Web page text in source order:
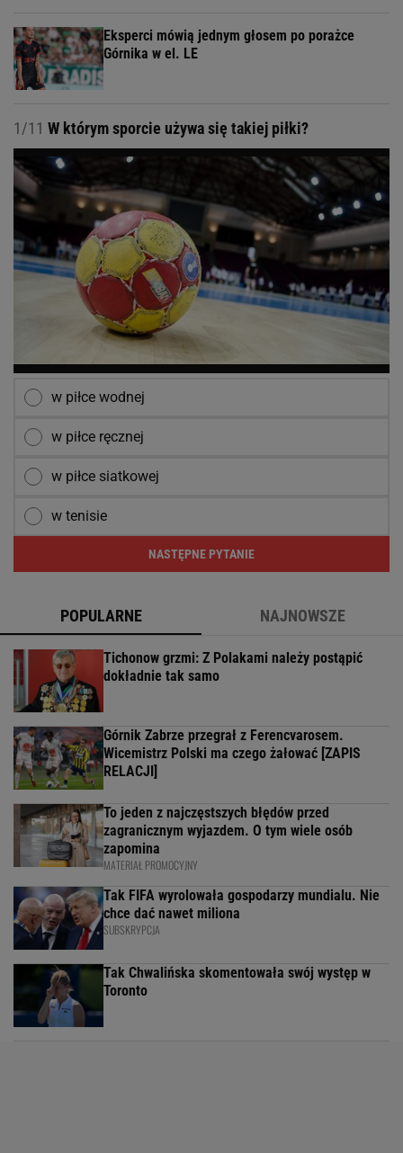
Eksperci mówią jednym głosem po porażce
Górnika w el. LE
1/11 W którym sporcie używa się takiej piłki?
w piłce wodnej
w piłce ręcznej
w piłce siatkowej
w tenisie
NASTĘPNE PYTANIE
POPULARNE NAJNOWSZE
Tichonow grzmi: Z Polakami należy postąpić
dokładnie tak samo
Górnik Zabrze przegrał z Ferencvarosem.
Wicemistrz Polski ma czego żałować [ZAPIS
RELACJI]
To jeden z najczęstszych błędów przed
zagranicznym wyjazdem. O tym wiele osób
zapomina
MATERIAŁ PROMOCYJNY
Tak FIFA wyrolowała gospodarzy mundialu. Nie
chce dać nawet miliona
SUBSKRYPCJA
Tak Chwalińska skomentowała swój występ w
Toronto